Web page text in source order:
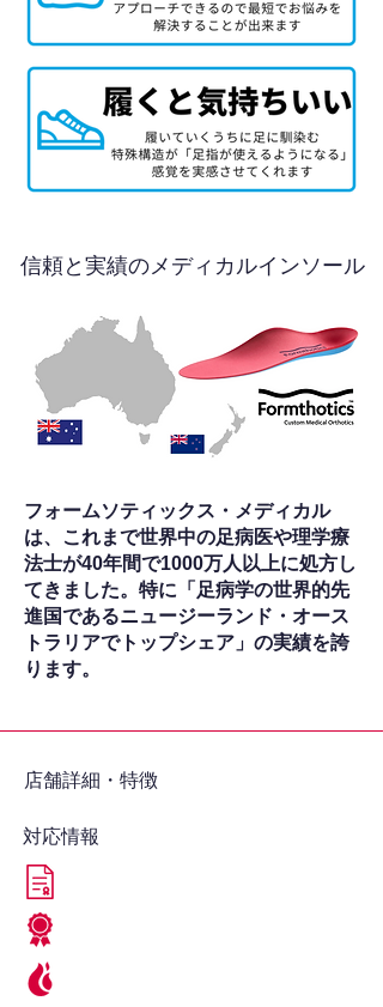
信頼と実績のメディカルインソール
フォームソティックス・メディカル
は、これまで世界中の足病医や理学療
法士が40年間で1000万人以上に処方し
てきました。特に「足病学の世界的先
進国であるニュージーランド・オース
トラリアでトップシェア」の実績を誇
ります。
​店舗詳細・特徴
対応情報